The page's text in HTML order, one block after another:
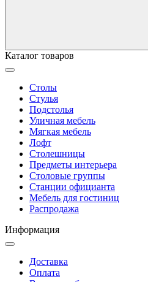
Каталог товаров
Столы
Стулья
Подстолья
Уличная мебель
Мягкая мебель
Лофт
Столешницы
Предметы интерьера
Столовые группы
Станции официанта
Мебель для гостиниц
Распродажа
Информация
Доставка
Оплата